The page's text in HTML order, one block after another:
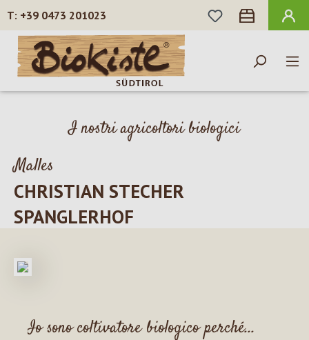
Passa al contenuto principale
+39 0473 201023
HAI 0 ARTICOLI
I nostri agricoltori biologici
Malles
CHRISTIAN STECHER
SPANGLERHOF
Io sono coltivatore biologico perché...